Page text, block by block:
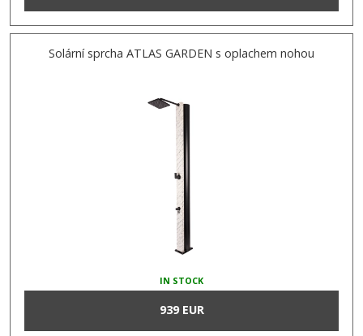
Solární sprcha ATLAS GARDEN s oplachem nohou
IN STOCK
939 EUR